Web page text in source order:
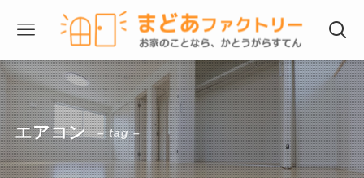
エアコン – tag –